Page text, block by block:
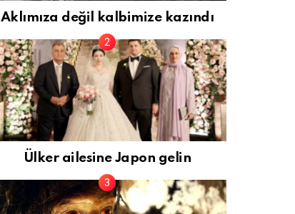
Aklımıza değil kalbimize kazındı
Ülker ailesine Japon gelin